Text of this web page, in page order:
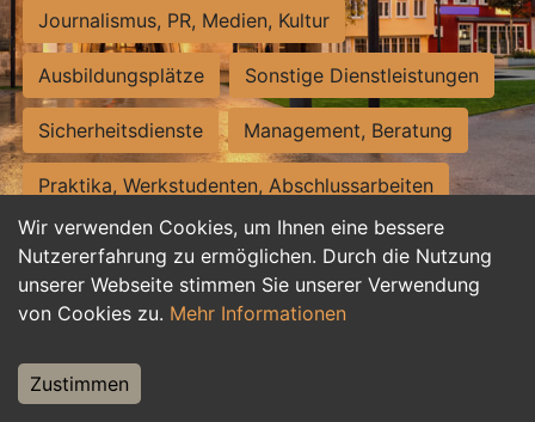
Wir verwenden Cookies, um Ihnen eine bessere
Nutzererfahrung zu ermöglichen. Durch die Nutzung
unserer Webseite stimmen Sie unserer Verwendung
von Cookies zu. Mehr Informationen
Zustimmen
Journalismus, PR, Medien, Kultur
Ausbildungsplätze Sonstige Dienstleistungen
Sicherheitsdienste Management, Beratung
Praktika, Werkstudenten, Abschlussarbeiten
Personalwesen Assistenz, Sekretariat
Hilfskräfte, Aushilfs- und Nebenjobs
Weiterbildung, Studium, duale Ausbildung